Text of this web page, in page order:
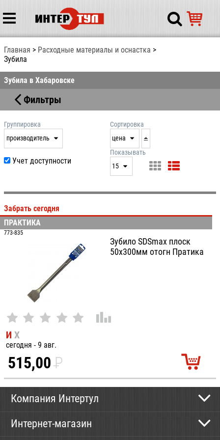
Главная
Расходные материалы и оснастка
Зубила
Зубила в Хабаровске
Фильтры
Группировка
производитель
производитель
Сортировка
цена
дата
цена
артикул
Учет доступности
Показывать
15
25
Забрать сегодня
ПРАКТИКА
773-835
Зубило SDSmax плоск
50х300мм отогн Пратика
И Х
сегодня - 9 авг.
515,00P
УБ.
Компания Интертул
Новости
Интернет-магазин